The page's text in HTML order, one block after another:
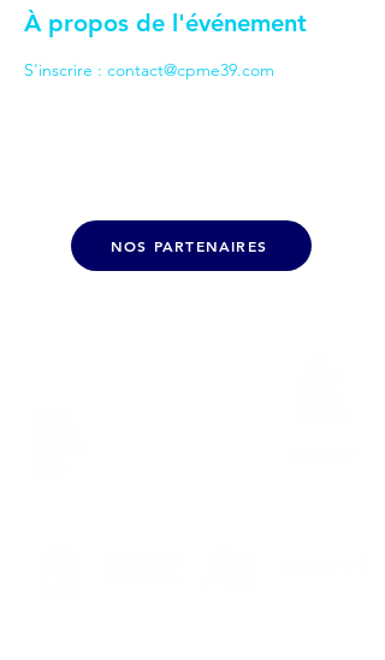
À propos de l'événement
S'inscrire : contact@cpme39.com
NOS PARTENAIRES